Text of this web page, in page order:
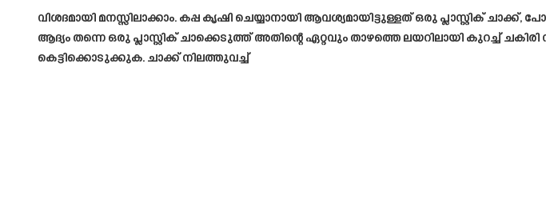
വിശദമായി മനസ്സിലാക്കാം. കപ്പ കൃഷി ചെയ്യാനായി ആവശ്യമായിട്ടുള്ളത് ഒരു പ്ലാസ്റ്റിക്
ആദ്യം തന്നെ ഒരു പ്ലാസ്റ്റിക് ചാക്കെടുത്ത് അതിന്റെ ഏറ്റവും താഴത്തെ ലയറിലായി കുറച്ച്
കെട്ടിക്കൊടുക്കുക. ചാക്ക് നിലത്തുവച്ച്